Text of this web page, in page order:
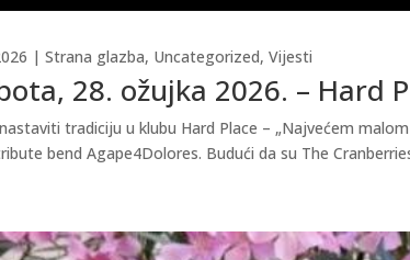
28. ožujka 2026. – Hard
|Strana glazba, Uncategorized,Vijesti
tradiciju u klubu Hard Place – „Najvećem
bend Agape4Dolores. Budući da su The